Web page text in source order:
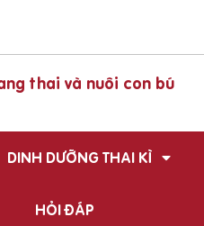
thai và nuôi con bú
DINH DƯỠNG THAI KÌ
HỎI ĐÁP